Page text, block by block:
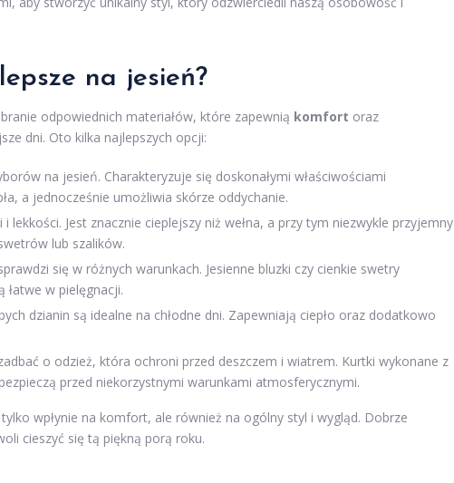
na jesień?
odpowiednich materiałów, które zapewnią komfort oraz
dni. Oto kilka najlepszych opcji:
na jesień. Charakteryzuje się doskonałymi właściwościami
a jednocześnie umożliwia skórze oddychanie.
lekkości. Jest znacznie cieplejszy niż wełna, a przy tym niezwykle przyjemny
lub szalików.
się w różnych warunkach. Jesienne bluzki czy cienkie swetry
łatwe w pielęgnacji.
dzianin są idealne na chłodne dni. Zapewniają ciepło oraz dodatkowo
o odzież, która ochroni przed deszczem i wiatrem. Kurtki wykonane z
przed niekorzystnymi warunkami atmosferycznymi.
wpłynie na komfort, ale również na ogólny styl i wygląd. Dobrze
cieszyć się tą piękną porą roku.